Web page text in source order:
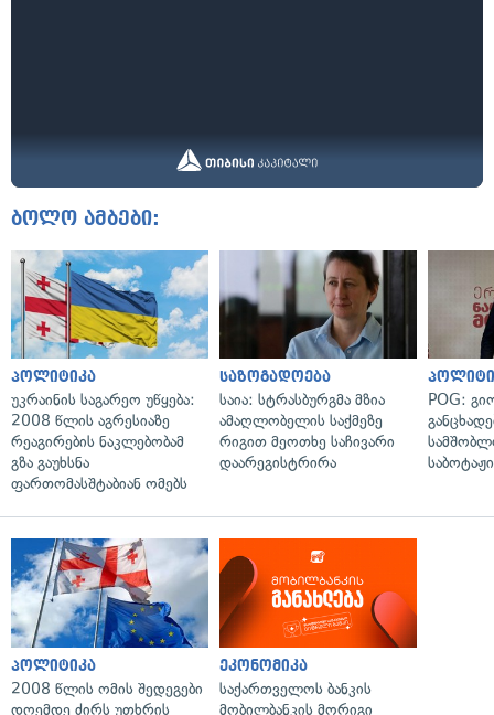
ბოლო ამბები:
პოლიტიკა
უკრაინის საგარეო უწყება:
2008 წლის აგრესიაზე
რეაგირების ნაკლებობამ
გზა გაუხსნა
ფართომასშტაბიან ომებს
საზოგადოება
საია: სტრასბურგმა მზია
ამაღლობელის საქმეზე
რიგით მეოთხე საჩივარი
დაარეგისტრირა
POG:
პოლიტიკა
2008 წლის ომის შედეგები
დღემდე ძირს უთხრის
ეკონომიკა
საქართველოს ბანკის
მობილბანკის მორიგი